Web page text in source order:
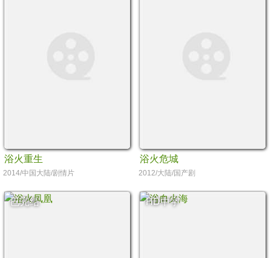
浴火重生
2014/中国大陆/剧情片
浴火危城
2012/大陆/国产剧
已完结 HD中字